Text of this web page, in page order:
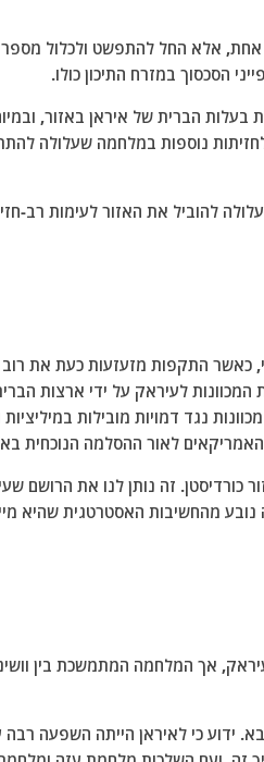
אחת, אלא החל להתפשט ולכלול מספר
הסכסוך במזרח התיכון כולו.
בעלות הברית של איראן באזור,
נוספות במלחמה שעלולה
להוביל את האזור לעימות רב-
כאשר התקפות מזעזעות כעת את רוב
המכוונות לעיראק על ידי ארצות
נגד דמויות מובילות
לאור ההסלמה הנוכחית
כורדיסטן. זה נותן לנו את הרושם
מהחשיבות האסטרטגית שהיא
אך המלחמה המתמשכת בין
ידוע כי לאיראן הייתה השפעה רבה